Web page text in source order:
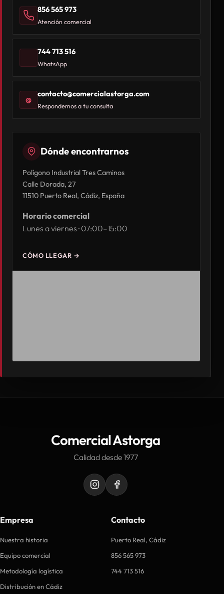
856 565 973
Atención comercial
744 713 516
WhatsApp
@
contacto@comercialastorga.com
Respondemos a tu consulta
Dónde encontrarnos
Polígono Industrial Tres Caminos
Calle Dorada, 27
11510 Puerto Real, Cádiz, España
Horario comercial
Lunes a viernes · 07:00–15:00
CÓMO LLEGAR →
Comercial Astorga
Calidad desde 1977
Empresa
Nuestra historia
Equipo comercial
Metodología logística
Distribución en Cádiz
Contacto
Puerto Real, Cádiz
856 565 973
744 713 516